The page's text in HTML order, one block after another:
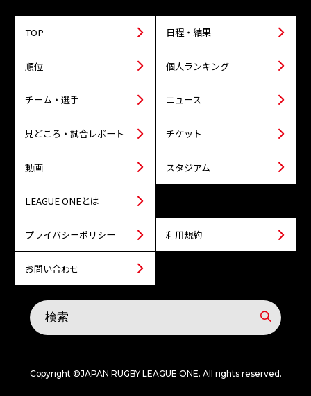
TOP 日程・結果
順位 個人ランキング
チーム・選手 ニュース
見どころ・試合レポート チケット
動画 スタジアム
LEAGUE ONEとは
プライバシーポリシー 利用規約
お問い合わせ
Copyright ©JAPAN RUGBY LEAGUE ONE. All rights reserved.